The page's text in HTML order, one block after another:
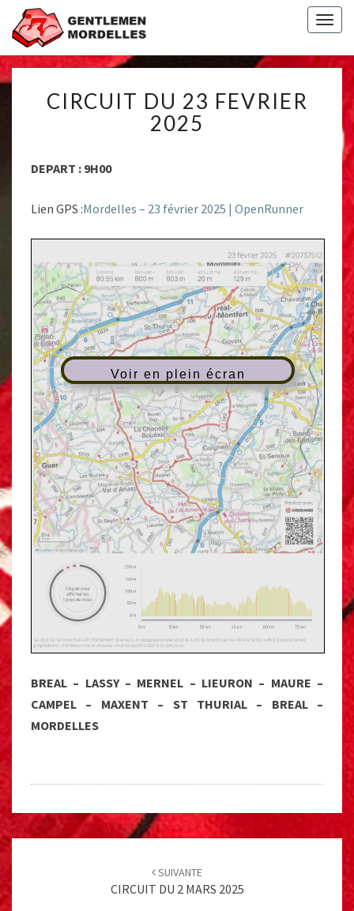
DU
23
FEVRIER
CIRCUIT DU 23 FEVRIER
2025
DEPART : 9H00
Lien GPS :Mordelles – 23 février 2025 | OpenRunner
Voir en plein écran
BREAL – LASSY – MERNEL – LIEURON – MAURE –
CAMPEL – MAXENT – ST THURIAL – BREAL –
MORDELLES
Post
navigation
SUIVANTE
CIRCUIT DU 2 MARS 2025